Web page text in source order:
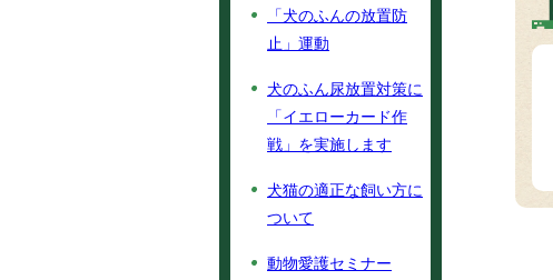
「犬のふんの放置防
止」運動
犬のふん尿放置対策に
「イエローカード作
戦」を実施します
犬猫の適正な飼い方に
ついて
動物愛護セミナー